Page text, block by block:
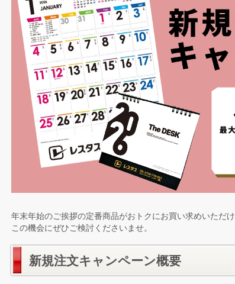
年末年始のご挨拶の定番商品がおトクにお買い求めいただけ
この機会にぜひご検討くださいませ。
新規注文キャンペーン概要